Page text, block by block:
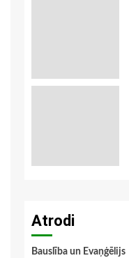
Atrodi
Bauslība un Evaņģēlijs